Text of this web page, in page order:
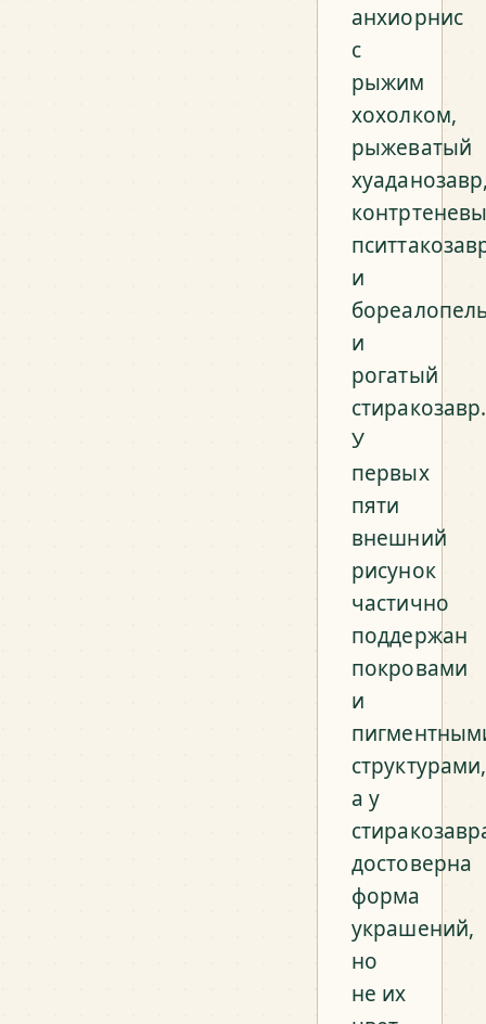
анхиорнис
с
рыжим
хохолком,
рыжеватый
и
и
рогатый
стиракозавр.
У
первых
пяти
внешний
рисунок
частично
поддержан
покровами
и
структурами,
а у
достоверна
форма
украшений,
но
не их